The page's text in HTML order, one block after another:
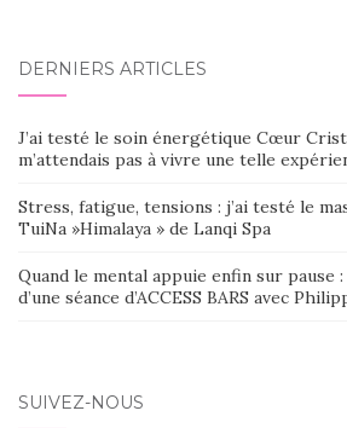
DERNIERS ARTICLES
J’ai testé le soin énergétique Cœur
m’attendais pas à vivre une telle
Stress, fatigue, tensions : j’ai testé le
TuiNa »Himalaya » de Lanqi Spa
Quand le mental appuie enfin sur pause
d’une séance d’ACCESS BARS avec
SUIVEZ-NOUS